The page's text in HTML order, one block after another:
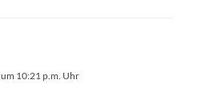
10:21 p.m. Uhr